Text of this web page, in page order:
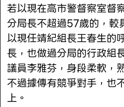
若以現在高市警督察室督
分局長不超過57歲的，較
以現任靖紀組長王春生的
長，也做過分局的行政組
議員李雅芬，身段柔軟，
不過據傳有競爭對手，也
上。